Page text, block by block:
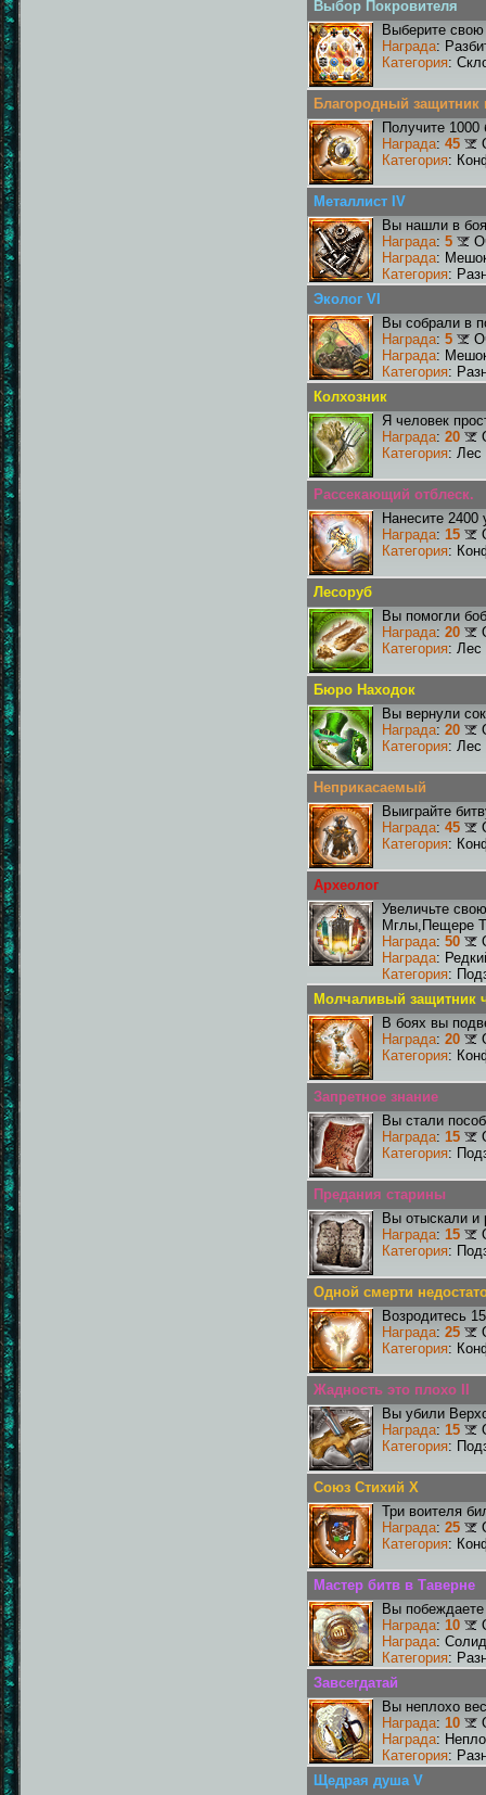
Выбор Покровителя
Выберите свою
Награда:
Категория:
Благородный защитник
Получите 1000
Награда: 45
Категория:
Металлист IV
Вы нашли в
Награда: 5
Награда:
Категория:
Эколог VI
Вы собрали в
Награда: 5
Награда:
Категория:
Колхозник
Я человек
Награда: 20
Категория: Лес
Рассекающий отблеск.
Нанесите 2400
Награда: 15
Категория:
Лесоруб
Вы помогли
Награда: 20
Категория: Лес
Бюро Находок
Вы вернули
Награда: 20
Категория: Лес
Неприкасаемый
Выиграйте
Награда: 45
Категория:
Археолог
Увеличьте
Мглы,Пещере
Награда: 50
Награда:
Категория:
Молчаливый защитник
В боях вы
Награда: 20
Категория:
Запретное знание
Вы стали
Награда: 15
Категория:
Предания старины
Вы отыскали
Награда: 15
Категория:
Одной смерти
Возродитесь
Награда: 25
Категория:
Жадность это плохо II
Вы убили
Награда: 15
Категория:
Союз Стихий X
Три воителя
Награда: 25
Категория:
Мастер битв в Таверне
Вы
Награда: 10
Награда:
Категория:
Завсегдатай
Вы неплохо
Награда: 10
Награда:
Категория:
Щедрая душа V